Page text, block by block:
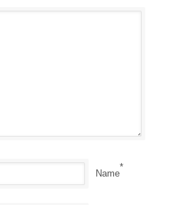
Name
*